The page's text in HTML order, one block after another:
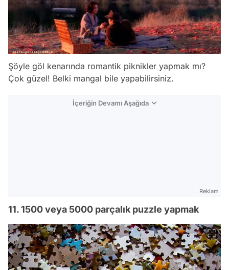
Şöyle göl kenarında romantik piknikler yapmak mı?
Çok güzel! Belki mangal bile yapabilirsiniz.
İçeriğin Devamı Aşağıda
Reklam
11. 1500 veya 5000 parçalık puzzle yapmak